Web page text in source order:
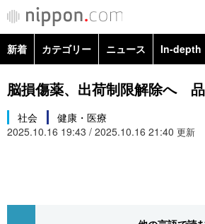
カテゴリー
新着 カテゴリー ニュース In-depth
政治・外交
経済・ビジネス
脳損傷薬、出荷制限解除へ
社会
健康・医療
2025.10.16 19:43 / 2025.10.16 21:40 更新